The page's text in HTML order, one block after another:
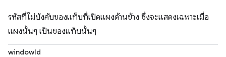
รหัสที่ไม่บังคับของแท็บที่เปิดแผงด้านข้าง ซึ่งจะแสดงเฉพาะเมื่อ
แผงนั้นๆ เป็นของแท็บนั้นๆ
windowId